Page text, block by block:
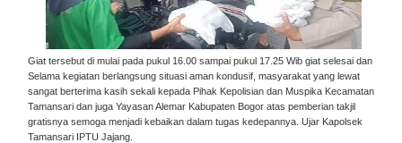
Giat tersebut di mulai pada pukul 16.00 sampai pukul 17.25 Wib giat selesai dan
Selama kegiatan berlangsung situasi aman kondusif, masyarakat yang lewat
sangat berterima kasih sekali kepada Pihak Kepolisian dan Muspika Kecamatan
Tamansari dan juga Yayasan Alemar Kabupaten Bogor atas pemberian takjil
gratisnya semoga menjadi kebaikan dalam tugas kedepannya. Ujar Kapolsek
Tamansari IPTU Jajang.